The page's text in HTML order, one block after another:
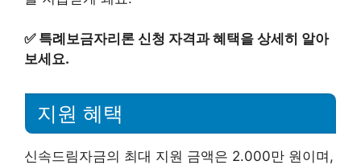
✅ 특례보금자리론 신청 자격과 혜택을 상세히 알아
보세요.
지원 혜택
신속드림자금의 최대 지원 금액은 2.000만 원이며,